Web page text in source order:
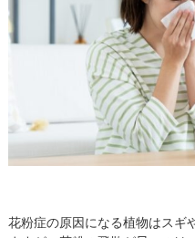
花粉症の原因になる植物はスギ